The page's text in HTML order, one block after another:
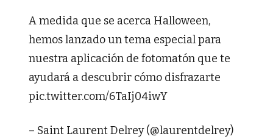
A medida que se acerca Halloween,
hemos lanzado un tema especial para
nuestra aplicación de fotomatón que te
ayudará a descubrir cómo disfrazarte
pic.twitter.com/6TaIj04iwY
– Saint Laurent Delrey (@laurentdelrey)